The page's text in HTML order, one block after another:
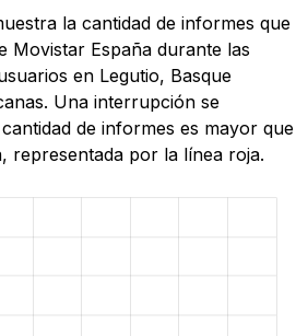
la cantidad de informes que
Movistar España durante las
en Legutio, Basque
Una interrupción se
de informes es mayor que
representada por la línea roja.